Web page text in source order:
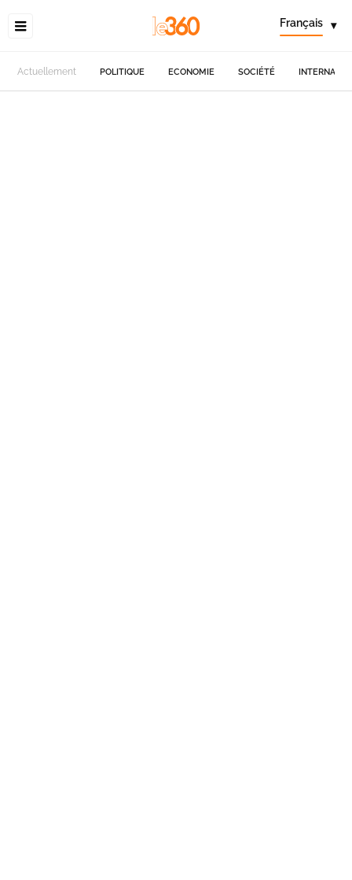
Français ▾
Actuellement POLITIQUE ECONOMIE SOCIÉTÉ